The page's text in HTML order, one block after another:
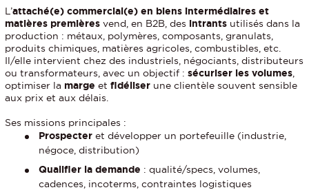
L’attaché(e) commercial(e) en biens intermédiaires et
matières premières vend, en B2B, des intrants utilisés dans la
production : métaux, polymères, composants, granulats,
produits chimiques, matières agricoles, combustibles, etc.
Il/elle intervient chez des industriels, négociants, distributeurs
ou transformateurs, avec un objectif : sécuriser les volumes
optimiser la marge et fidéliser une clientèle souvent sensible
aux prix et aux délais.
Ses missions principales :
Prospecter et développer un portefeuille (industrie,
négoce, distribution)
Qualifier la demande : qualité/specs, volumes,
cadences, incoterms, contraintes logistiques